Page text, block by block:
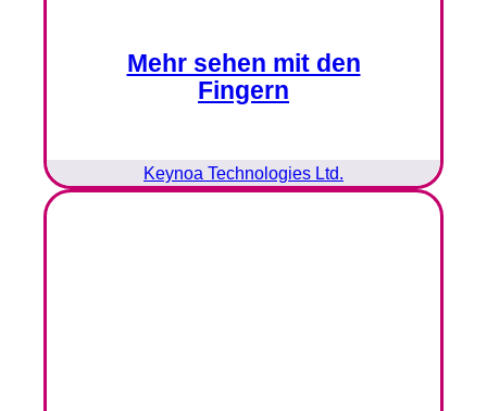
Mehr sehen mit den
Fingern
Keynoa Technologies Ltd.